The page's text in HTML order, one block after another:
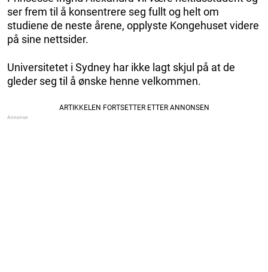
ser frem til å konsentrere seg fullt og helt om
studiene de neste årene, opplyste Kongehuset videre
på sine nettsider.
Universitetet i Sydney har ikke lagt skjul på at de
gleder seg til å ønske henne velkommen.